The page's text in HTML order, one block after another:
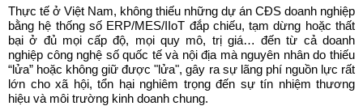
Thực tế ở Việt Nam, không thiếu những dự án CĐS doanh nghiệp
bằng hệ thống số ERP/MES/IIoT đắp chiếu, tạm dừng hoặc thất
bại ở đủ mọi cấp độ, mọi quy mô, trị giá… đến từ cả doanh
nghiệp công nghệ số quốc tế và nội địa mà nguyên nhân do thiếu
“lửa” hoặc không giữ được "lửa", gây ra sự lãng phí nguồn lực rất
lớn cho xã hội, tổn hại nghiêm trọng đến sự tín nhiệm thương
hiệu và môi trường kinh doanh chung.